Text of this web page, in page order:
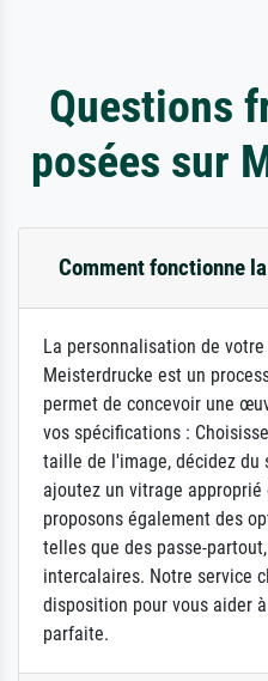
Questions
posées sur
Comment fonctionne
La personnalisation de
Meisterdrucke est un
permet de concevoir une
vos spécifications :
taille de l'image, décidez du
ajoutez un vitrage approprié
proposons également des
telles que des passe-
intercalaires. Notre service
disposition pour vous aider
parfaite.